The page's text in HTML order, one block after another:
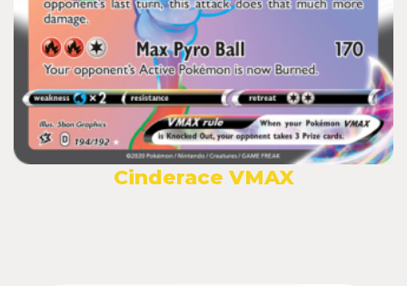
Cinderace VMAX